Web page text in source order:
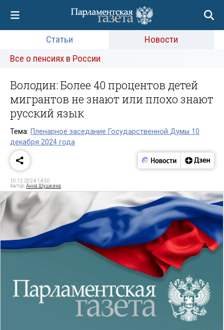
Статьи
Новости
Все о пенсиях в России
Володин: Более 40 процентов детей
мигрантов не знают или плохо знают
русский язык
Тема: Пленарное заседание Государственной Думы 10
декабря 2024 года
10.12.2024 14:50
Автор:Анна Шушкина